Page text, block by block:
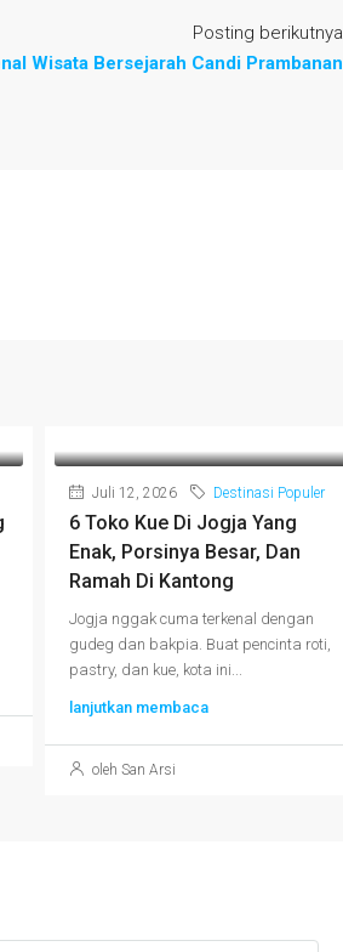
Posting berikutnya
Wisata Bersejarah Candi Prambanan
Juli 12, 2026 Destinasi Populer
6 Toko Kue Di Jogja Yang
Enak, Porsinya Besar, Dan
Ramah Di Kantong
Jogja nggak cuma terkenal dengan
gudeg dan bakpia. Buat pencinta roti,
pastry, dan kue, kota ini...
lanjutkan membaca
oleh San Arsi